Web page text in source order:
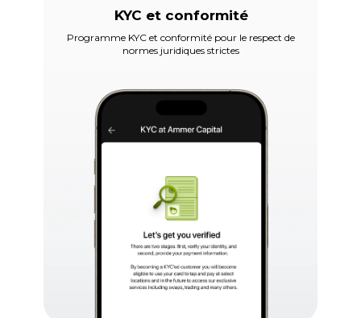
Programme KYC et conformité pour le respect de
normes juridiques strictes
KYC et conformité